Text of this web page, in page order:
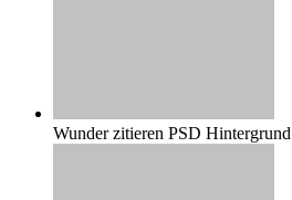
Wunder zitieren PSD Hintergrund